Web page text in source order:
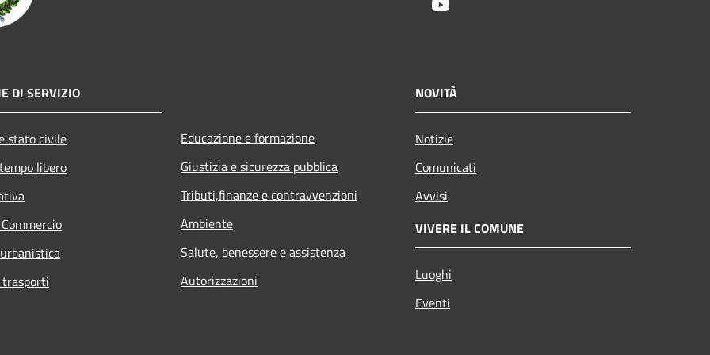
DI SERVIZIO
stato civile
libero
Educazione e formazione
Giustizia e sicurezza pubblica
Tributi,finanze e contravvenzioni
Ambiente
Salute, benessere e assistenza
Autorizzazioni
NOVITÀ
Notizie
Comunicati
Avvisi
VIVERE IL COMUNE
Luoghi
Eventi